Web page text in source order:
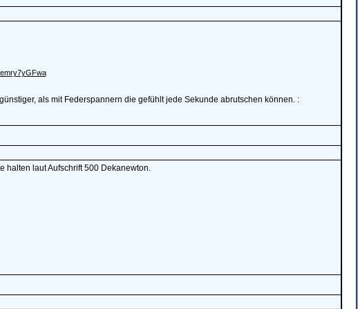
als mit Federspannern die gefühlt jede Sekunde abrutschen können. :
halten laut Aufschrift 500 Dekanewton.